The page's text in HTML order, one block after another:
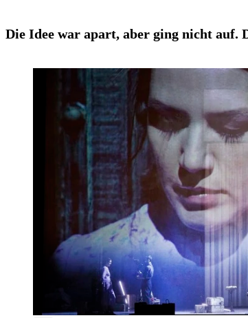
Die Idee war apart, aber ging nicht auf.